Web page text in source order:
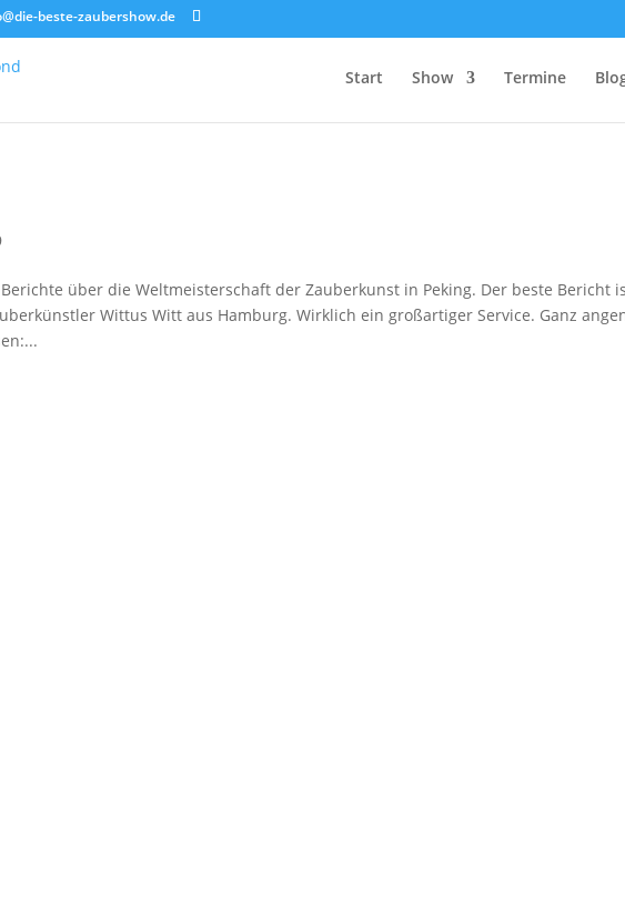
beste-zaubershow.de
Start Show Termine
über die Weltmeisterschaft der Zauberkunst in Peking. Der beste Bericht
Wittus Witt aus Hamburg. Wirklich ein großartiger Service. Ganz